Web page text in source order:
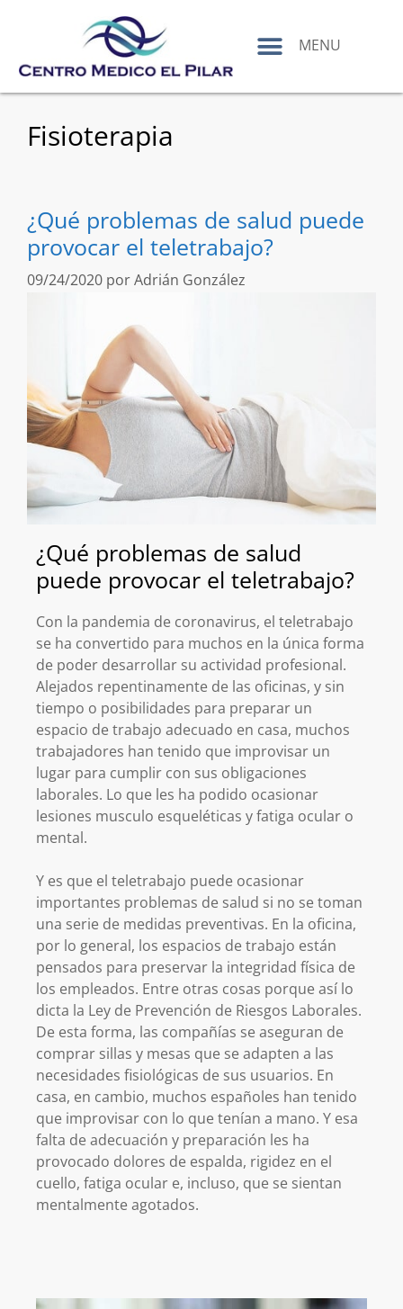
MENU
Fisioterapia
¿Qué problemas de salud puede
provocar el teletrabajo?
09/24/2020 porAdrián González
¿Qué problemas de salud
puede provocar el teletrabajo?
Con la pandemia de coronavirus, el teletrabajo
se ha convertido para muchos en la única forma
de poder desarrollar su actividad profesional.
Alejados repentinamente de las oficinas, y sin
tiempo o posibilidades para preparar un
espacio de trabajo adecuado en casa, muchos
trabajadores han tenido que improvisar un
lugar para cumplir con sus obligaciones
laborales. Lo que les ha podido ocasionar
lesiones musculo esqueléticas y fatiga ocular o
mental.
Y es que el teletrabajo puede ocasionar
importantes problemas de salud si no se toman
una serie de medidas preventivas. En la oficina,
por lo general, los espacios de trabajo están
pensados para preservar la integridad física de
los empleados. Entre otras cosas porque así lo
dicta la Ley de Prevención de Riesgos Laborales.
De esta forma, las compañías se aseguran de
comprar sillas y mesas que se adapten a las
necesidades fisiológicas de sus usuarios. En
casa, en cambio, muchos españoles han tenido
que improvisar con lo que tenían a mano. Y esa
falta de adecuación y preparación les ha
provocado dolores de espalda, rigidez en el
cuello, fatiga ocular e, incluso, que se sientan
mentalmente agotados.